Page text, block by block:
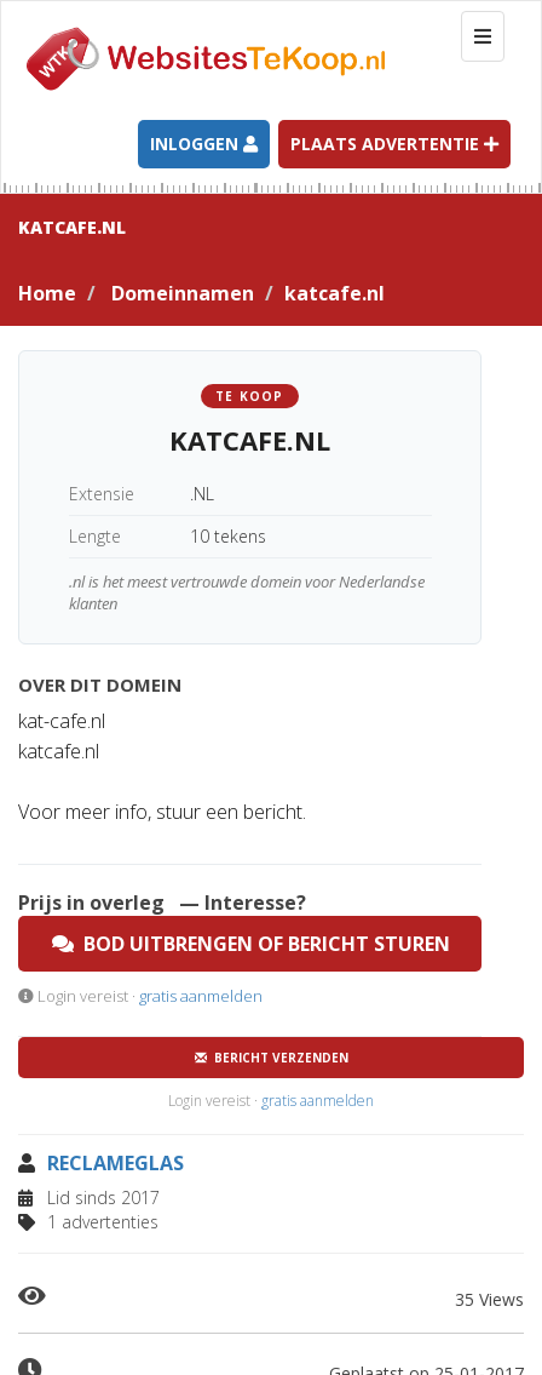
T
o
g
l
e
n
a
t
INLOGGEN PLAATS ADVERTENTIE
KATCAFE.NL
Home Domeinnamen katcafe.nl
TE KOOP
KATCAFE.NL
Extensie
.NL
Lengte
10 tekens
.nl is het meest vertrouwde domein voor Nederlandse
klanten
OVER DIT DOMEIN
kat-cafe.nl
katcafe.nl
Voor meer info, stuur een bericht.
Prijs in overleg
— Interesse?
BOD UITBRENGEN OF BERICHT STUREN
Login vereist · gratis aanmelden
BERICHT VERZENDEN
Login vereist · gratis aanmelden
RECLAMEGLAS
Lid sinds 2017
1 advertenties
35 Views